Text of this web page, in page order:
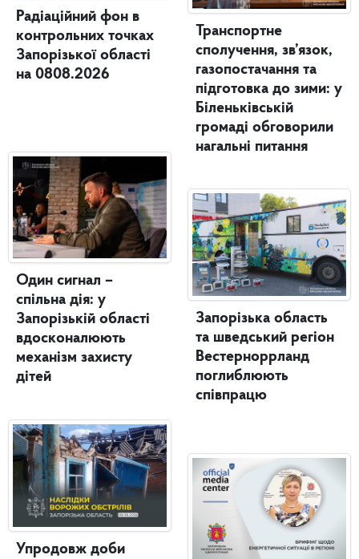
Радіаційний фон в
контрольних точках
Запорізької області
на 0808.2026
Один сигнал –
спільна дія: у
Запорізькій області
вдосконалюють
механізм захисту
дітей
Упродовж доби
Транспортне
сполучення, зв’язок,
газопостачання та
підготовка до зими: у
Біленьківській
громаді обговорили
нагальні питання
Запорізька область
та шведський регіон
Вестерноррланд
поглиблюють
співпрацю